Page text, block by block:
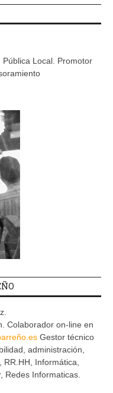
Local. Promotor
Colaborador on-line en
Gestor técnico
administración,
Informática,
Redes Informaticas.